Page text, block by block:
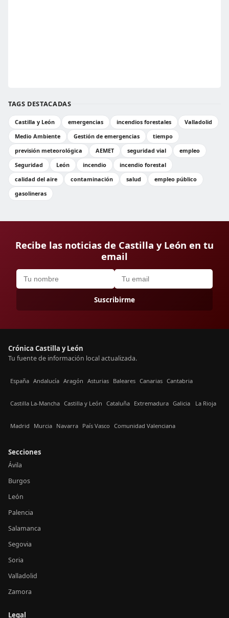
TAGS DESTACADAS
Castilla y León emergencias incendios forestales
Valladolid
Medio Ambiente
Gestión de emergencias
tiempo
previsión meteorológica
AEMET seguridad vial
empleo
Seguridad
León incendio
incendio forestal
calidad del aire
contaminación salud
empleo público
gasolineras
Recibe las noticias de Castilla y León en tu
email
Suscribirme
Crónica Castilla y León
Tu fuente de información local actualizada.
España Andalucía Aragón Asturias Baleares Canarias Cantabria
Castilla La-Mancha Castilla y León Cataluña Extremadura Galicia La Rioja
Madrid Murcia Navarra País Vasco Comunidad Valenciana
Secciones
Ávila
Burgos
León
Palencia
Salamanca
Segovia
Soria
Valladolid
Zamora
Legal